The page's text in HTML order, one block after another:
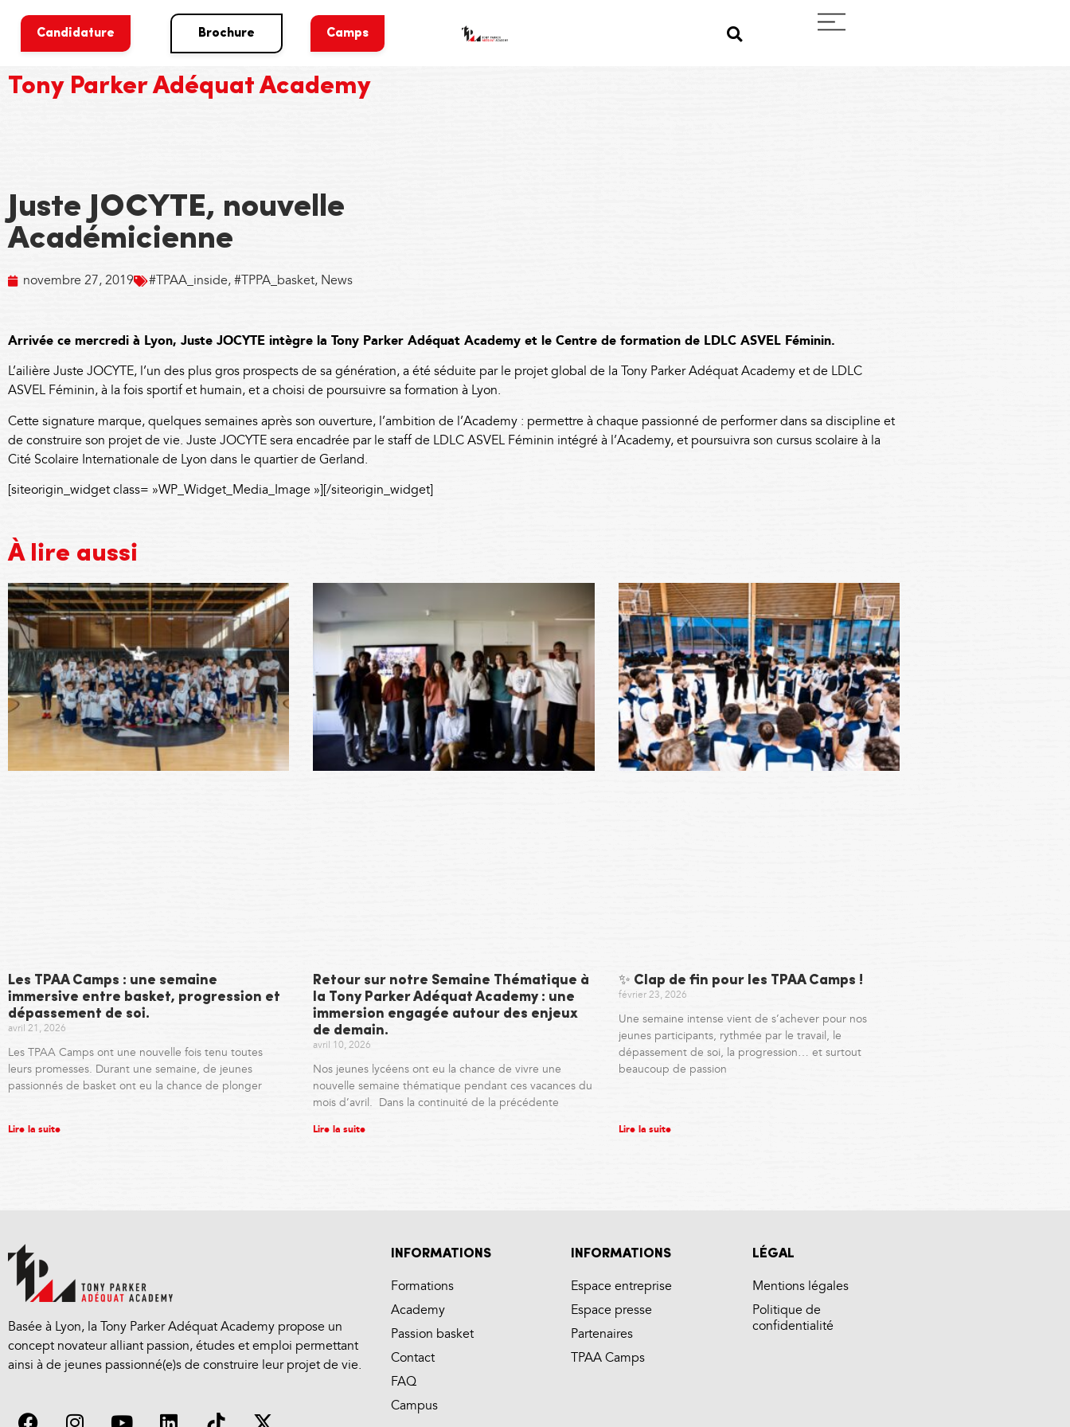
Candidature Brochure Camps
Tony Parker Adéquat Academy
Juste JOCYTE, nouvelle
Académicienne
novembre 27, 2019 #TPAA_inside,#TPPA_basket, News
Arrivée ce mercredi à Lyon, Juste JOCYTE intègre la Tony Parker Adéquat Academy et le Centre de formation de LDLC ASVEL Féminin.
L’ailière Juste JOCYTE, l’un des plus gros prospects de sa génération, a été séduite par le projet global de la Tony Parker Adéquat Academy et de LDLC
ASVEL Féminin, à la fois sportif et humain, et a choisi de poursuivre sa formation à Lyon.
Cette signature marque, quelques semaines après son ouverture, l’ambition de l’Academy : permettre à chaque passionné de performer dans sa discipline et
de construire son projet de vie. Juste JOCYTE sera encadrée par le staff de LDLC ASVEL Féminin intégré à l’Academy, et poursuivra son cursus scolaire à la
Cité Scolaire Internationale de Lyon dans le quartier de Gerland.
[siteorigin_widget class= »WP_Widget_Media_Image »][/siteorigin_widget]
À lire aussi
Les TPAA Camps : une semaine
immersive entre basket, progression et
dépassement de soi.
avril 21, 2026
Les TPAA Camps ont une nouvelle fois tenu toutes
leurs promesses. Durant une semaine, de jeunes
passionnés de basket ont eu la chance de plonger
Lire la suite
Retour sur notre Semaine Thématique à
la Tony Parker Adéquat Academy : une
immersion engagée autour des enjeux
de demain.
avril 10, 2026
Nos jeunes lycéens ont eu la chance de vivre une
nouvelle semaine thématique pendant ces vacances du
mois d’avril. Dans la continuité de la précédente
Lire la suite
✨ Clap de fin pour les TPAA Camps !
février 23, 2026
Une semaine intense vient de s’achever pour nos
jeunes participants, rythmée par le travail, le
dépassement de soi, la progression… et surtout
beaucoup de passion
Lire la suite
Basée à Lyon, la Tony Parker Adéquat Academy propose un
concept novateur alliant passion, études et emploi permettant
ainsi à de jeunes passionné(e)s de construire leur projet de vie.
INFORMATIONS
Formations
Academy
Passion basket
Contact
FAQ
Campus
INFORMATIONS
Espace entreprise
Espace presse
Partenaires
TPAA Camps
LÉGAL
Mentions légales
Politique de
confidentialité